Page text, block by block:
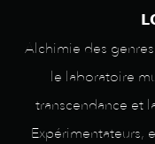
Alchimie des
le laboratoire
transcendance et
Expérimentateurs,